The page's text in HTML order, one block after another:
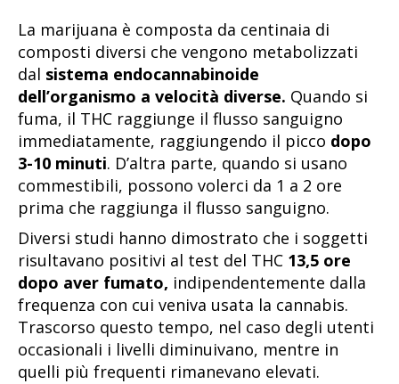
La marijuana è composta da centinaia di
composti diversi che vengono metabolizzati
dal sistema endocannabinoide
dell’organismo a velocità diverse. Quando si
fuma, il THC raggiunge il flusso sanguigno
immediatamente, raggiungendo il picco dopo
3-10 minuti. D’altra parte, quando si usano
commestibili, possono volerci da 1 a 2 ore
prima che raggiunga il flusso sanguigno.
Diversi studi hanno dimostrato che i soggetti
risultavano positivi al test del THC 13,5 ore
dopo aver fumato, indipendentemente dalla
frequenza con cui veniva usata la cannabis.
Trascorso questo tempo, nel caso degli utenti
occasionali i livelli diminuivano, mentre in
quelli più frequenti rimanevano elevati.